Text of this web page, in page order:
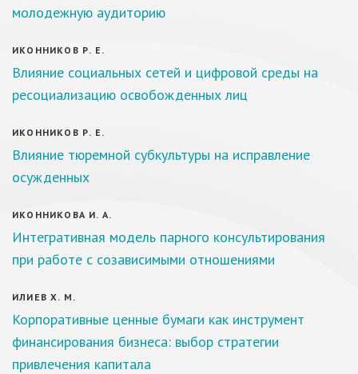
молодежную аудиторию
ИКОННИКОВ Р. Е.
Влияние социальных сетей и цифровой среды на
ресоциализацию освобожденных лиц
ИКОННИКОВ Р. Е.
Влияние тюремной субкультуры на исправление
осужденных
ИКОННИКОВА И. А.
Интегративная модель парного консультирования
при работе с созависимыми отношениями
ИЛИЕВ Х. М.
Корпоративные ценные бумаги как инструмент
финансирования бизнеса: выбор стратегии
привлечения капитала